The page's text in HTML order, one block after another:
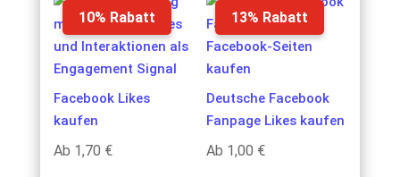
10% Rabatt
Facebook Likes
kaufen
Ab 1,70 €
13% Rabatt
Deutsche Facebook
Fanpage Likes kaufen
Ab 1,00 €